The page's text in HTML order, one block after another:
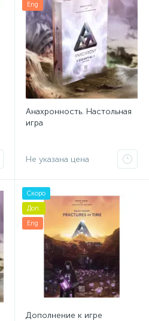
Eng
Анахронность. Настольная
игра
Не указана цена
Скоро
Доп.
Eng
Дополнение к игре